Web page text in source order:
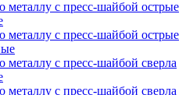
металлу с пресс-шайбой острые
металлу с пресс-шайбой острые
металлу с пресс-шайбой сверла
металлу с пресс-шайбой сверла